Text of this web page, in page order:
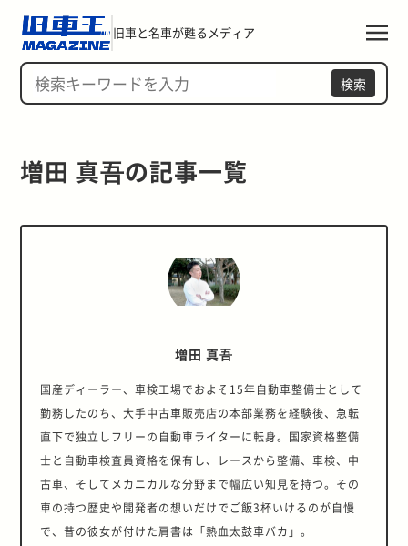
旧車と名車が甦るメディア
検索
増田 真吾の記事一覧
増田 真吾
国産ディーラー、車検工場でおよそ15年自動車整備士として
勤務したのち、大手中古車販売店の本部業務を経験後、急転
直下で独立しフリーの自動車ライターに転身。国家資格整備
士と自動車検査員資格を保有し、レースから整備、車検、中
古車、そしてメカニカルな分野まで幅広い知見を持つ。その
車の持つ歴史や開発者の想いだけでご飯3杯いけるのが自慢
で、昔の彼女が付けた肩書は「熱血太鼓車バカ」。